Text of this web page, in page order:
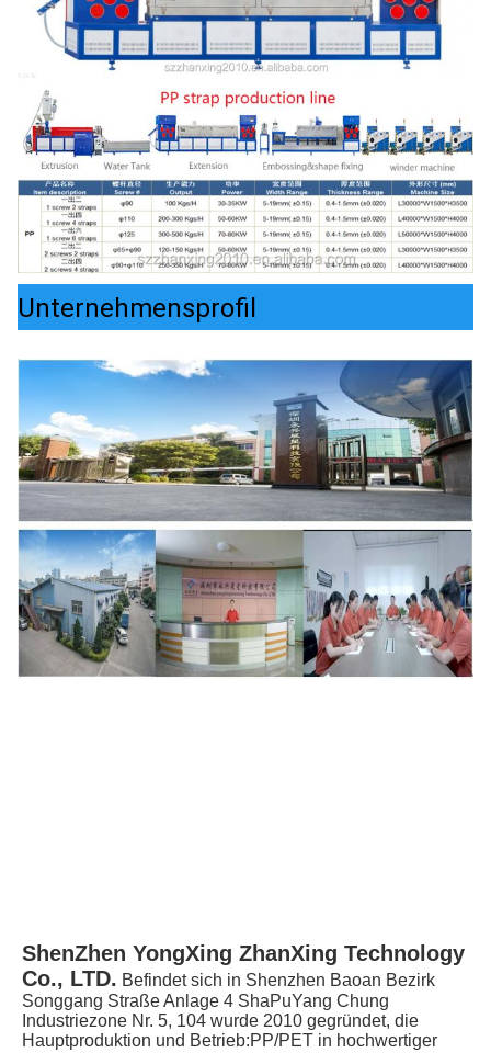
Unternehmensprofil
ShenZhen YongXing ZhanXing Technology
Co., LTD. Befindet sich in Shenzhen Baoan Bezirk
Songgang Straße Anlage 4 ShaPuYang Chung
Industriezone Nr. 5, 104 wurde 2010 gegründet, die
Hauptproduktion und Betrieb:PP/PET in hochwertiger